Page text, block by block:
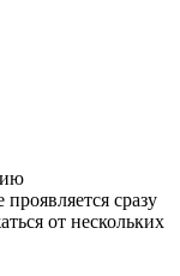
сразу
от нескольких